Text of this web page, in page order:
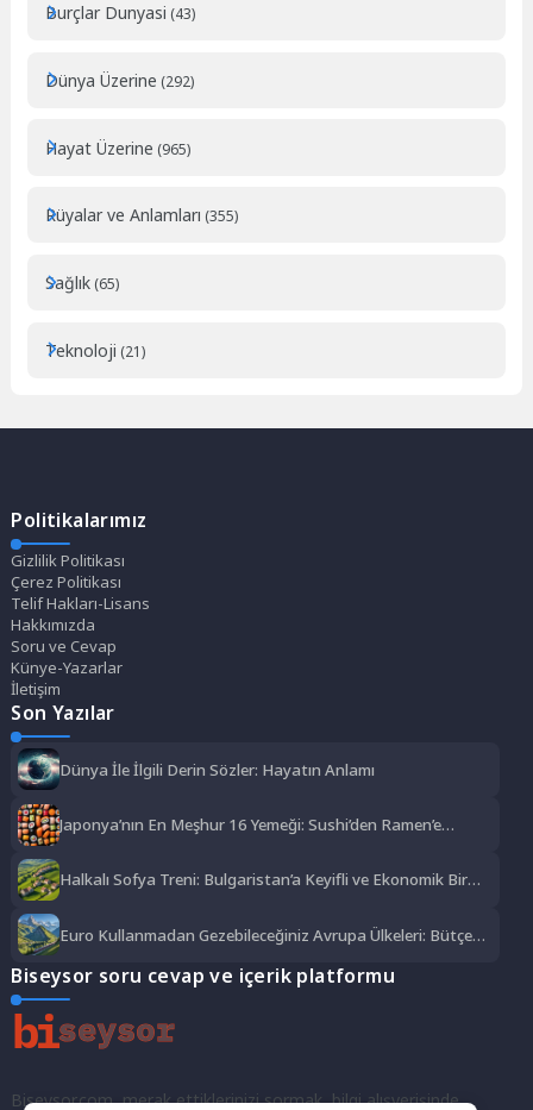
Burçlar Dunyasi (43)
Dünya Üzerine (292)
Hayat Üzerine (965)
Rüyalar ve Anlamları (355)
Sağlık (65)
Teknoloji (21)
Politikalarımız
Gizlilik Politikası
Çerez Politikası
Telif Hakları-Lisans
Hakkımızda
Soru ve Cevap
Künye-Yazarlar
İletişim
Son Yazılar
Dünya İle İlgili Derin Sözler: Hayatın Anlamı
Japonya’nın En Meşhur 16 Yemeği: Sushi’den Ramen’e
Halkalı Sofya Treni: Bulgaristan’a Keyifli ve Ekonomik Bir
Euro Kullanmadan Gezebileceğiniz Avrupa Ülkeleri: Bütçe
Biseysor soru cevap ve içerik platformu
Biseysor.com, merak ettiklerinizi sormak, bilgi alışverişinde